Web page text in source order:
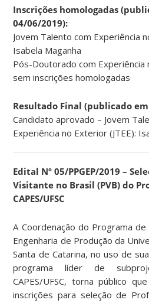
Inscrições homologadas
04/06/2019):
Jovem Talento com Experiência
Isabela Maganha
Pós-Doutorado com Experiência
sem inscrições homologadas
Resultado Final (publicado
Candidato aprovado – Jovem
Experiência no Exterior (JTEE):
Edital Nº 05/PPGEP/2019 –
Visitante no Brasil (PVB) do
CAPES/UFSC
A Coordenação do Programa
Engenharia de Produção da
Santa de Catarina, no uso de
programa líder de
CAPES/UFSC, torna público
inscrições para seleção de